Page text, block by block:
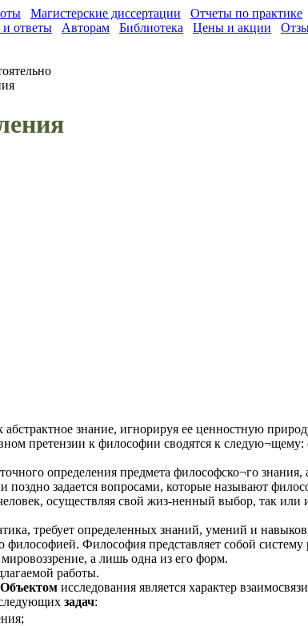
Магистерские диссертации Отчеты по практике
ответы Авторам Библиотека Цены и акции
знание, игнорируя ее ценностную
претензии к философии сводятся к
определения предмета философско¬го
задается вопросами, которые называют
осуществляя свой жиз-ненный выбор, так
требует определенных знаний, умений и
Философия представляет собой
а лишь одна из его форм.
работы.
Объектом исследования является характер
задач: